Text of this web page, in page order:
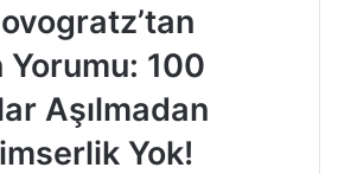
Yorumu: 100
Aşılmadan
Yok!